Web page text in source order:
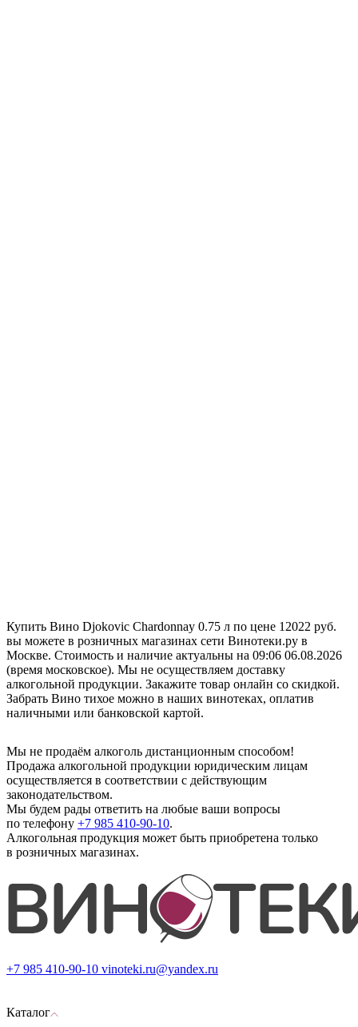
Купить Вино Djokovic Chardonnay 0.75 л по цене 12022 руб.
вы можете в розничных магазинах сети Винотеки.ру в
Москве. Стоимость и наличие актуальны на 09:06 06.08.2026
(время московское). Мы не осуществляем доставку
алкогольной продукции. Закажите товар онлайн со скидкой.
Забрать Вино тихое можно в наших винотеках, оплатив
наличными или банковской картой.
Мы не продаём алкоголь дистанционным способом!
Продажа алкогольной продукции юридическим лицам
осуществляется в соответствии с действующим
законодательством.
Мы будем рады ответить на любые ваши вопросы
по телефону +7 985 410-90-10.
Алкогольная продукция может быть приобретена только
в розничных магазинах.
+7 985 410-90-10 vinoteki.ru@yandex.ru
Каталог